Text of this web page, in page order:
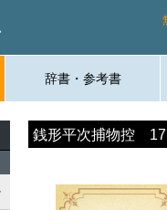
辞書・参考書
銭形平次捕物控